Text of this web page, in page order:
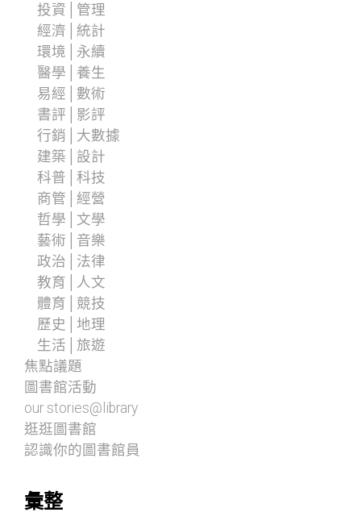
投資│管理
經濟│統計
環境│永續
醫學│養生
易經│數術
書評│影評
行銷│大數據
建築│設計
科普│科技
商管│經營
哲學│文學
藝術│音樂
政治│法律
教育│人文
體育│競技
歷史│地理
生活│旅遊
焦點議題
圖書館活動
our stories@library
逛逛圖書館
認識你的圖書館員
彙整